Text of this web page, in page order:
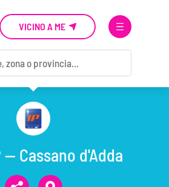
VICINO A ME
Cassano d'Adda